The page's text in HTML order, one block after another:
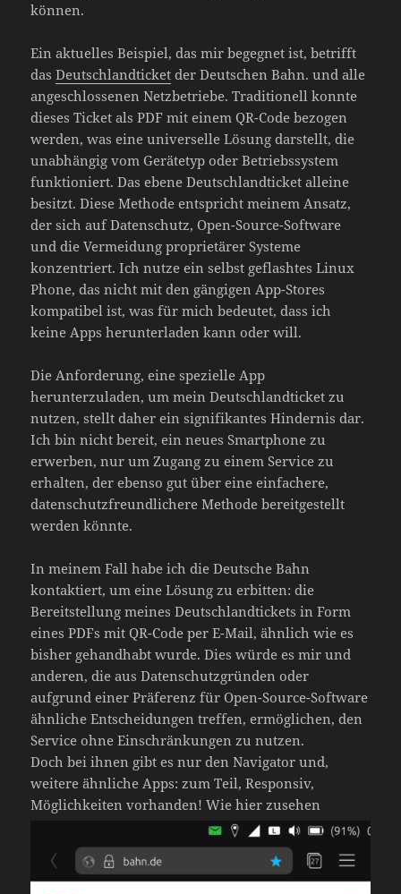
können.
Ein aktuelles Beispiel, das mir begegnet ist, betrifft
dasDeutschlandticket der Deutschen Bahn. und alle
angeschlossenen Netzbetriebe. Traditionell konnte
dieses Ticket als PDF mit einem QR-Code bezogen
werden, was eine universelle Lösung darstellt, die
unabhängig vom Gerätetyp oder Betriebssystem
funktioniert. Das ebene Deutschlandticket alleine
besitzt. Diese Methode entspricht meinem Ansatz,
der sich auf Datenschutz, Open-Source-Software
und die Vermeidung proprietärer Systeme
konzentriert. Ich nutze ein selbst geflashtes Linux
Phone, das nicht mit den gängigen App-Stores
kompatibel ist, was für mich bedeutet, dass ich
keine Apps herunterladen kann oder will.
Die Anforderung, eine spezielle App
herunterzuladen, um mein Deutschlandticket zu
nutzen, stellt daher ein signifikantes Hindernis dar.
Ich bin nicht bereit, ein neues Smartphone zu
erwerben, nur um Zugang zu einem Service zu
erhalten, der ebenso gut über eine einfachere,
datenschutzfreundlichere Methode bereitgestellt
werden könnte.
In meinem Fall habe ich die Deutsche Bahn
kontaktiert, um eine Lösung zu erbitten: die
Bereitstellung meines Deutschlandtickets in Form
eines PDFs mit QR-Code per E-Mail, ähnlich wie es
bisher gehandhabt wurde. Dies würde es mir und
anderen, die aus Datenschutzgründen oder
aufgrund einer Präferenz für Open-Source-Software
ähnliche Entscheidungen treffen, ermöglichen, den
Service ohne Einschränkungen zu nutzen.
Doch bei ihnen gibt es nur den Navigator und,
weitere ähnliche Apps: zum Teil, Responsiv,
Möglichkeiten vorhanden! Wie hier zusehen